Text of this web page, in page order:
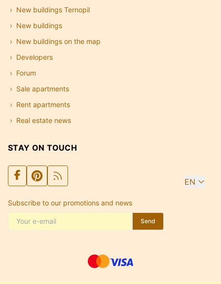
New buildings Ternopil
New buildings
New buildings on the map
Developers
Forum
Sale apartments
Rent apartments
Real estate news
STAY ON TOUCH
EN
Subscribe to our promotions and news
Send